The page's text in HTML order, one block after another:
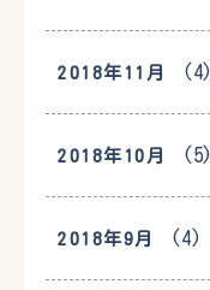
2018年11月 (4)
2018年10月 (5)
2018年9月 (4)